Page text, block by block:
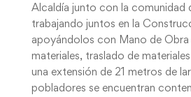
Alcaldía junto con la comunidad
trabajando juntos en la
apoyándolos con Mano de Obra
materiales, traslado de
una extensión de 21 metros de
pobladores se encuentran